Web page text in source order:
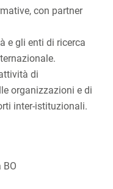
con partner
e gli enti di ricerca
di
organizzazioni e di
inter-istituzionali.
BO